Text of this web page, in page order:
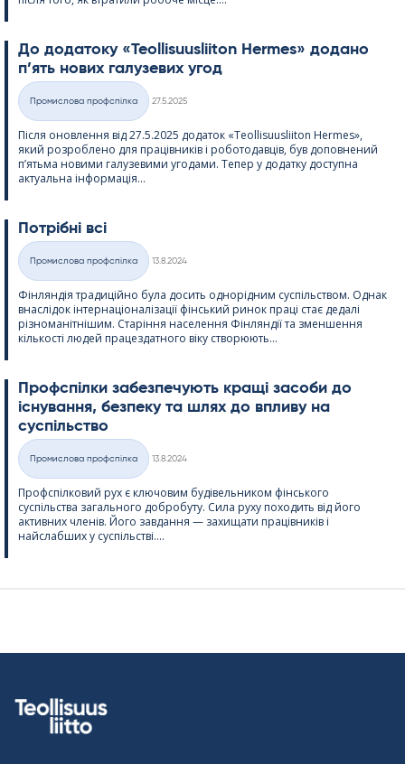
До додатоку «Teol­li­suus­lii­ton Her­mes» додано
п’ять нових галузевих угод
Категорії
Промислова профспілка
27.5.2025
Після оновлення від 27.5.2025 додаток «Teol­li­suus­lii­ton Her­mes»,
який розроблено для працівників і роботодавців, був доповнений
п’ятьма новими галузевими угодами. Тепер у додатку доступна
актуальна інформація...
Потрібні всі
Категорії
Промислова профспілка
13.8.2024
Фінляндія традиційно була досить однорідним суспільством. Однак
внаслідок інтернаціоналізації фінський ринок праці стає дедалі
різноманітнішим. Старіння населення Фінляндії та зменшення
кількості людей працездатного віку створюють...
Профспілки забезпечують кращі засоби до
існування, безпеку та шлях до впливу на
суспільство
Категорії
Промислова профспілка
13.8.2024
Профспілковий рух є ключовим будівельником фінського
суспільства загального добробуту. Сила руху походить від його
активних членів. Його завдання — захищати працівників і
найслабших у суспільстві....